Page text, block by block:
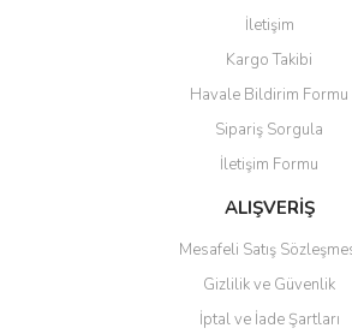
Yorum Yaz
Ürün resmi kalitesiz, bozuk veya
Ürün açıklamasında eksik bilgiler
Ürün bilgilerinde hatalar bulunuyor.
Ürün fiyatı diğer sitelerden daha pahalı.
Bu ürüne benzer farklı alternatifler olmalı.
İletişim
Kargo Takibi
Havale Bildirim Formu
Sipariş Sorgula
İletişim Formu
ALIŞVERİŞ
Mesafeli Satış
Gizlilik ve Güvenlik
İptal ve İade Şartları